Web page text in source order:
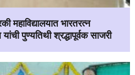
महाविद्यालयात भारतरत्न
पुण्यतिथी श्रद्धापूर्वक साजरी